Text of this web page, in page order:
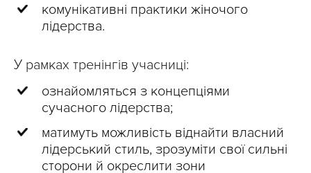
комунікативні практики жіночого
лідерства.
У рамках тренінгів учасниці:
ознайомляться з концепціями
сучасного лідерства;
матимуть можливість віднайти власний
лідерський стиль, зрозуміти свої сильні
сторони й окреслити зони